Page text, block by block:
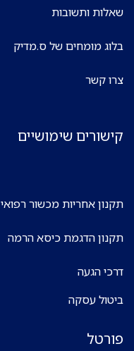
שאלות ותשובות
בלוג מומחים של ס.מדיק
צרו קשר
קישורים שימושיים
תקנון אחריות מכשור רפואי
תקנון הדגמת כיסא הרמה
דרכי הגעה
ביטול עסקה
פורטל